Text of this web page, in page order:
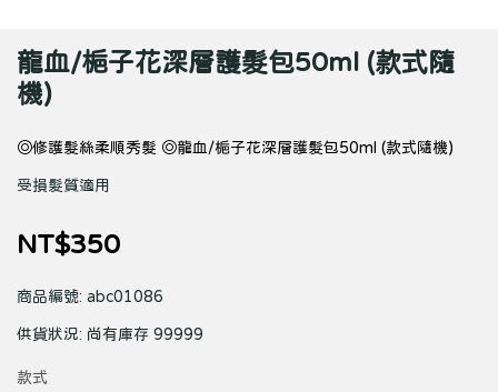
龍血/梔子花深層護髮包50ml (款式隨
機)
◎修護髮絲柔順秀髮 ◎龍血/梔子花深層護髮包50ml (款式隨機)
受損髮質適用
NT$350
商品編號: abc01086
供貨狀況: 尚有庫存 99999
款式